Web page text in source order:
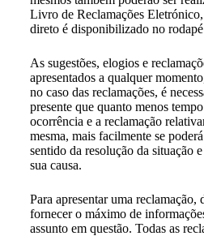
Livro de Reclamações
direto é disponibilizado no
As sugestões, elogios e
apresentados a qualquer
no caso das reclamações, é
presente que quanto menos
ocorrência e a reclamação
mesma, mais facilmente se
sentido da resolução da situação
sua causa.
Para apresentar uma reclamação,
fornecer o máximo de
assunto em questão. Todas as